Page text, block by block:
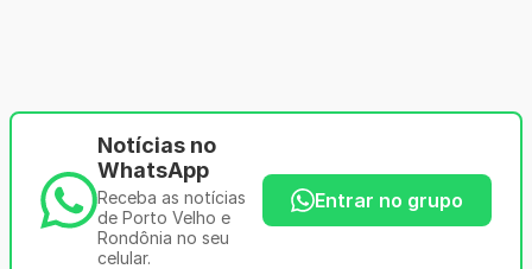
Notícias no
WhatsApp
Receba as notícias
de Porto Velho e
Rondônia no seu
celular.
Entrar no grupo